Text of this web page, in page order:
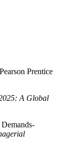
Prentice
A Global